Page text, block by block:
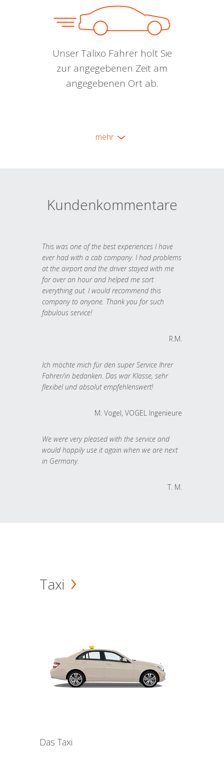
Unser Talixo Fahrer holt Sie
zur angegebenen Zeit am
angegebenen Ort ab.
mehr
Kundenkommentare
This was one of the best experiences I have
ever had with a cab company. I had problems
at the airport and the driver stayed with me
for over an hour and helped me sort
everything out. I would recommend this
company to anyone. Thank you for such
fabulous service!
R.M.
Ich möchte mich für den super Service Ihrer
Fahrer/in bedanken. Das war Klasse, sehr
flexibel und absolut empfehlenswert!
M. Vogel, VOGEL Ingenieure
We were very pleased with the service and
would happily use it again when we are next
in Germany.
T. M.
Taxi
Das Taxi